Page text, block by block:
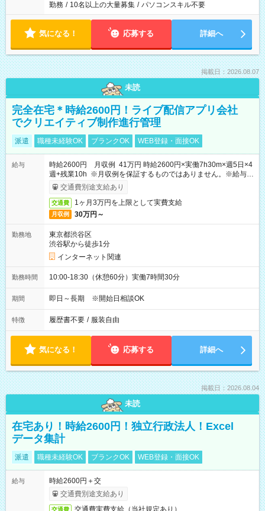
勤務 / 10名以上の大量募集 / パソコンスキル不要
気になる！ 応募する 詳細へ
掲載日：2026.08.07
未読
完全在宅＊時給2600円！ライブ配信アプリ会社
でクリエイティブ制作進行管理
派遣 職種未経験OK ブランクOK WEB登録・面接OK
給与
時給2600円 月収例 41万円 時給2600円×実働7h30m×週5日×4
週+残業10h ※月収例を保証するものではありません。※給与即
受取りサービス利用可（利用条件有）
交通費別途支給あり
交通費 1ヶ月3万円を上限として実費支給
月収例 30万円～
勤務地
東京都渋谷区
渋谷駅から徒歩1分
インターネット関連
勤務時間 10:00-18:30（休憩60分）実働7時間30分
期間 即日～長期 ※開始日相談OK
特徴 履歴書不要 / 服装自由
気になる！ 応募する 詳細へ
掲載日：2026.08.04
未読
在宅あり！時給2600円！独立行政法人！Excel
データ集計
派遣 職種未経験OK ブランクOK WEB登録・面接OK
給与
時給2600円＋交
交通費別途支給あり
交通費 交通費実費支給（当社規定あり）